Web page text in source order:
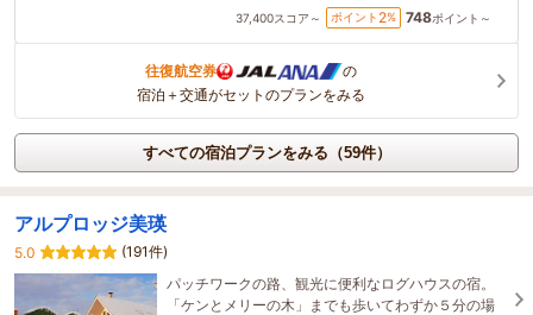
37,400スコア～ ポイント 2% 748ポイント～
往復航空券
の
宿泊＋交通がセットのプランをみる
すべての宿泊プランをみる（59件）
アルプロッジ美瑛
5.0
(191件)
パッチワークの路、観光に便利なログハウスの宿。
「ケンとメリーの木」までも歩いてわずか５分の場